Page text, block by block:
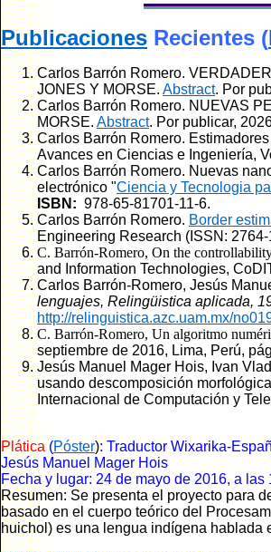
Publicaciones Recientes (
Carlos Barrón Romero.
JONES Y MORSE. Abstract. Por
Carlos Barrón Romero. NUEVAS
MORSE. Abstract. Por publicar,
Carlos Barrón Romero.
Avances en Ciencias e Ingeniería,
Carlos Barrón Romero. Nuevas
electrónico "Ciencia y Tecnologia
ISBN: 978-65-81701-11-6.
Carlos Barrón Romero. Border
Engineering Research ( ISSN:
C. Barrón-Romero, On the
and Information Technologies,
Carlos Barrón-Romero, Jesús
lenguajes, Relingüistica aplicada,
http://relinguistica.azc.uam.mx/
C. Barrón-Romero, Un algoritmo
septiembre de 2016, Lima, Perú,
Jesús Manuel Mager Hois, Ivan
usando descomposición
Internacional de Computación y
Plática(Póster): Traductor Wixarika-
Jesús Manuel Mager Hois
Fecha y lugar: 24 de mayo de 2016, a
Resumen: Se presenta el proyecto para
basado en el cuerpo teórico del
huichol) es una lengua indígena hablada